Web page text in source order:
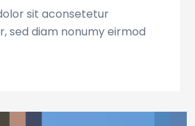
sit aconsetetur
sed diam nonumy eirmod